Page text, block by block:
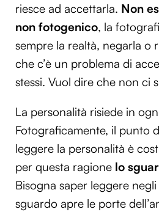
riesce ad accettarla. Non
non fotogenico, la
sempre la realtà, negarla o
che c’è un problema di
stessi. Vuol dire che non ci
La personalità risiede in
Fotograficamente, il punto
leggere la personalità è
per questa ragione lo
Bisogna saper leggere
sguardo apre le porte